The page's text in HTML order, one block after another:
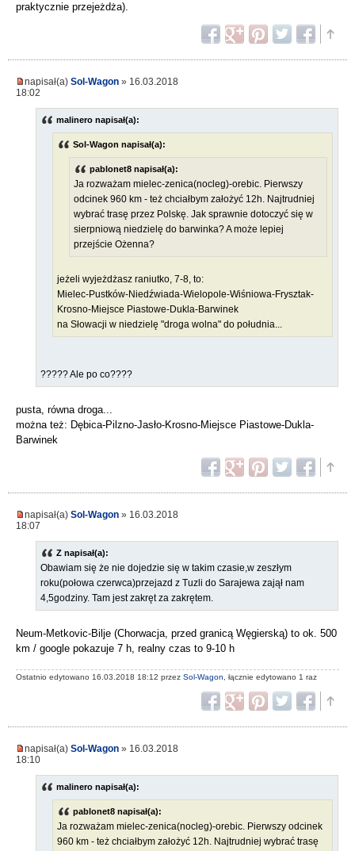
praktycznie przejeżdża).
napisał(a) Sol-Wagon » 16.03.2018
18:02
malinero napisał(a):
Sol-Wagon napisał(a):
pablonet8 napisał(a):
Ja rozważam mielec-zenica(nocleg)-orebic. Pierwszy
odcinek 960 km - też chciałbym założyć 12h. Najtrudniej
wybrać trasę przez Polskę. Jak sprawnie dotoczyć się w
sierpniową niedzielę do barwinka? A może lepiej
przejście Ożenna?
jeżeli wyjeżdżasz raniutko, 7-8, to:
Mielec-Pustków-Niedźwiada-Wielopole-Wiśniowa-Frysztak-
Krosno-Miejsce Piastowe-Dukla-Barwinek
na Słowacji w niedzielę "droga wolna" do południa...
????? Ale po co????
pusta, równa droga...
można też: Dębica-Pilzno-Jasło-Krosno-Miejsce Piastowe-Dukla-
Barwinek
napisał(a) Sol-Wagon » 16.03.2018
18:07
Z napisał(a):
Obawiam się że nie dojedzie się w takim czasie,w zeszłym
roku(połowa czerwca)przejazd z Tuzli do Sarajewa zajął nam
4,5godziny. Tam jest zakręt za zakrętem.
Neum-Metkovic-Bilje (Chorwacja, przed granicą Węgierską) to ok. 500
km / google pokazuje 7 h, realny czas to 9-10 h
Ostatnio edytowano 16.03.2018 18:12 przez Sol-Wagon , łącznie edytowano 1 raz
napisał(a) Sol-Wagon » 16.03.2018
18:10
malinero napisał(a):
pablonet8 napisał(a):
Ja rozważam mielec-zenica(nocleg)-orebic. Pierwszy odcinek
960 km - też chciałbym założyć 12h. Najtrudniej wybrać trasę